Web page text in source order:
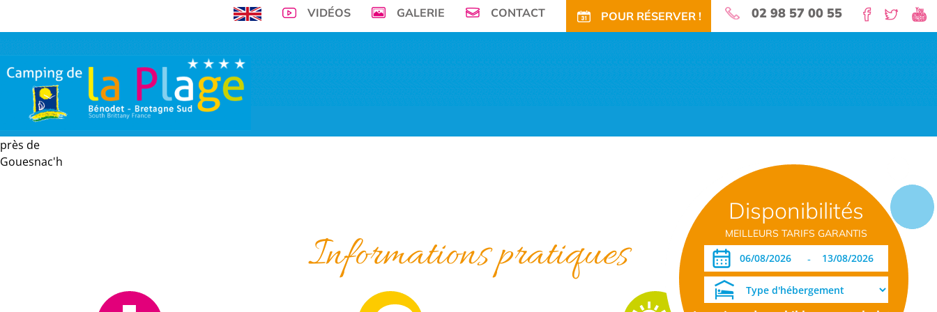
VIDÉOS GALERIE CONTACT POUR RÉSERVER ! 02 98 57 00 55
vous offre son petit paradis en pleine nature pour vos vacances!
TÉLÉCHARGEMENT PDF DATES OUVERTURE RÉSERVATION
Disponibilités
MEILLEURS TARIFS GARANTIS
-
près de
Gouesnac'h
Informations pratiques